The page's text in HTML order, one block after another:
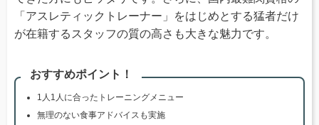
「アスレティックトレーナー」をはじめとする猛者だけ
が在籍するスタッフの質の高さも大きな魅力です。
おすすめポイント！
1人1人に合ったトレーニングメニュー
無理のない食事アドバイスも実施